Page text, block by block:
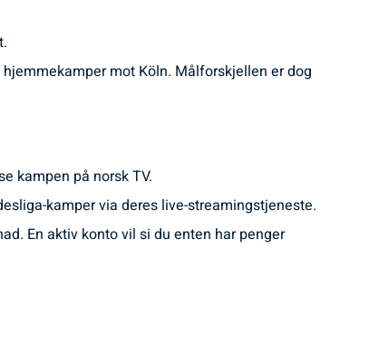
mot Köln. Målforskjellen er dog
kampen på norsk TV.
kamper via deres live-streamingstjeneste.
En aktiv konto vil si du enten har penger